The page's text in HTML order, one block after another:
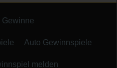
Gewinne
Auto Gewinnspiele
melden